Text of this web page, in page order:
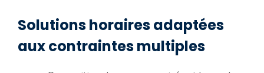
Solutions horaires adaptées
aux contraintes multiples